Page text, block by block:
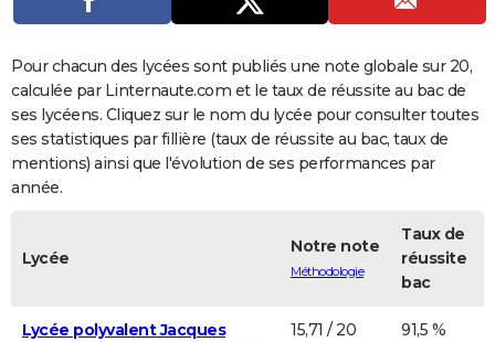
S'inscrire
Se connecter
Lycées
Collèges
Primaires
Universités
Entreprises
Service militaire
Avis de recherche
AVIS DE DÉCÈS
FORUM
Bricolage
Lifestyle
Culture
Sport
Auto
Television
Voyage
Cinema
Pour chacun des lycées sont publiés une note globale sur 20,
calculée par Linternaute.com et le taux de réussite au bac de
ses lycéens. Cliquez sur le nom du lycée pour consulter toutes
ses statistiques par fillière (taux de réussite au bac, taux de
mentions) ainsi que l'évolution de ses performances par
année.
Lycée
Notre note
Méthodologie
Taux de
réussite
bac
Lycée polyvalent Jacques
15,71 / 20 91,5 %